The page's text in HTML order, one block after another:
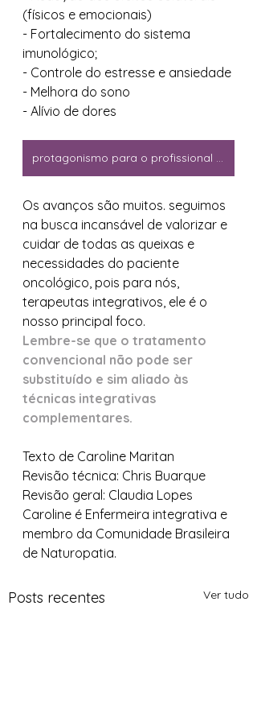
(físicos e emocionais)
- Fortalecimento do sistema
imunológico;
- Controle do estresse e ansiedade
- Melhora do sono
- Alívio de dores
protagonismo para o profissional da saúde integrativa
Os avanços são muitos. seguimos
na busca incansável de valorizar e
cuidar de todas as queixas e
necessidades do paciente
oncológico, pois para nós,
terapeutas integrativos, ele é o
nosso principal foco.
Lembre-se que o tratamento
convencional não pode ser
substituído e sim aliado às
técnicas integrativas
complementares.
Texto de Caroline Maritan
Revisão técnica: Chris Buarque
Revisão geral: Claudia Lopes
Caroline é Enfermeira integrativa e
membro da Comunidade Brasileira
de Naturopatia.
Posts recentes Ver tudo